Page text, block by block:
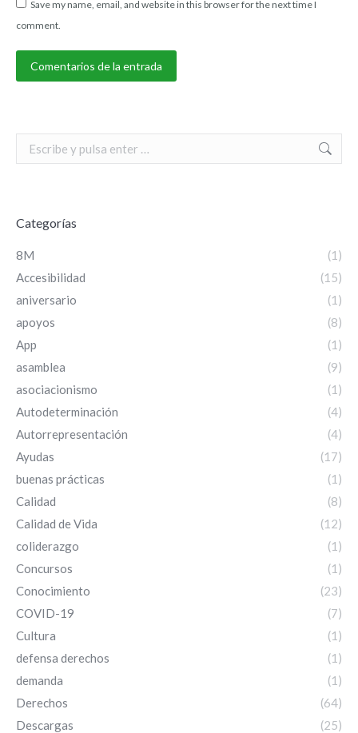
Save my name, email, and website in this browser for the next time I
comment.
Comentarios de la entrada
Search:
Categorías
8M
(1)
Accesibilidad
(15)
aniversario
(1)
apoyos
(8)
App
(1)
asamblea
(9)
asociacionismo
(1)
Autodeterminación
(4)
Autorrepresentación
(4)
Ayudas
(17)
buenas prácticas
(1)
Calidad
(8)
Calidad de Vida
(12)
coliderazgo
(1)
Concursos
(1)
Conocimiento
(23)
COVID-19
(7)
Cultura
(1)
defensa derechos
(1)
demanda
(1)
Derechos
(64)
Descargas
(25)